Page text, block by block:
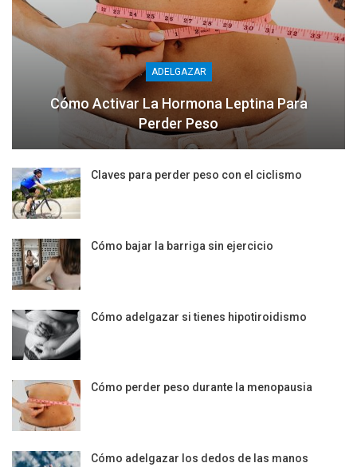
ADELGAZAR
Cómo Activar La Hormona Leptina Para
Perder Peso
Claves para perder peso con el ciclismo
Cómo bajar la barriga sin ejercicio
Cómo adelgazar si tienes hipotiroidismo
Cómo perder peso durante la menopausia
Cómo adelgazar los dedos de las manos